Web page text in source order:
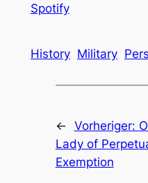
Spotify
History Military
← Vorheriger:
Lady of
Exemption